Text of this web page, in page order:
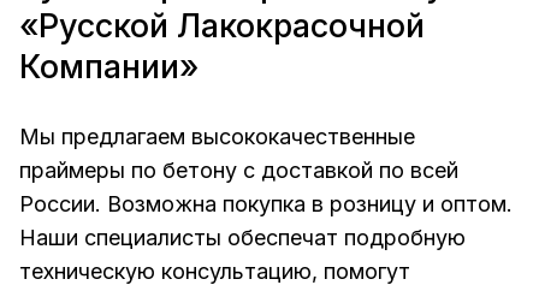
«Русской Лакокрасочной
Компании»
Мы предлагаем высококачественные
праймеры по бетону с доставкой по всей
России. Возможна покупка в розницу и оптом.
Наши специалисты обеспечат подробную
техническую консультацию, помогут